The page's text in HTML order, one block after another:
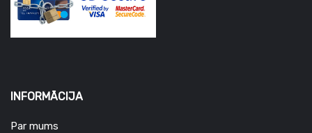
INFORMĀCIJA
Par mums